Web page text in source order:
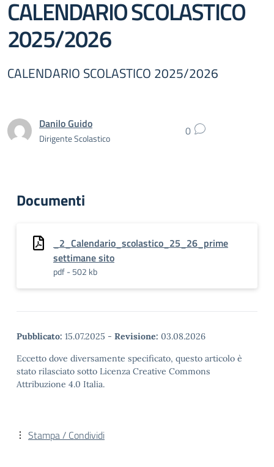
CALENDARIO SCOLASTICO
2025/2026
CALENDARIO SCOLASTICO 2025/2026
Danilo Guido
Dirigente Scolastico 0
Documenti
_2_Calendario_scolastico_25_26_prime
settimane sito
pdf - 502 kb
Pubblicato: 15.07.2025 - Revisione: 03.08.2026
Eccetto dove diversamente specificato, questo articolo è
stato rilasciato sotto Licenza Creative Commons
Attribuzione 4.0 Italia.
Stampa / Condividi